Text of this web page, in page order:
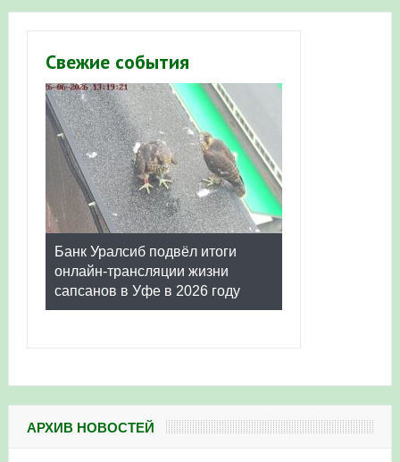
Свежие события
Банк Уралсиб подвёл итоги
онлайн-трансляции жизни
сапсанов в Уфе в 2026 году
АРХИВ НОВОСТЕЙ